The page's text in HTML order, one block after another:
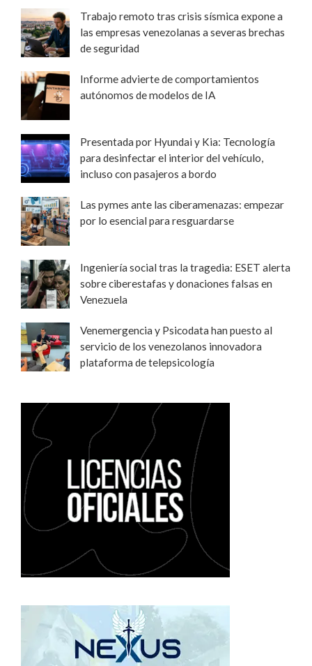
Trabajo remoto tras crisis sísmica expone a
las empresas venezolanas a severas brechas
de seguridad
Informe advierte de comportamientos
autónomos de modelos de IA
Presentada por Hyundai y Kia: Tecnología
para desinfectar el interior del vehículo,
incluso con pasajeros a bordo
Las pymes ante las ciberamenazas: empezar
por lo esencial para resguardarse
Ingeniería social tras la tragedia: ESET alerta
sobre ciberestafas y donaciones falsas en
Venezuela
Venemergencia y Psicodata han puesto al
servicio de los venezolanos innovadora
plataforma de telepsicología